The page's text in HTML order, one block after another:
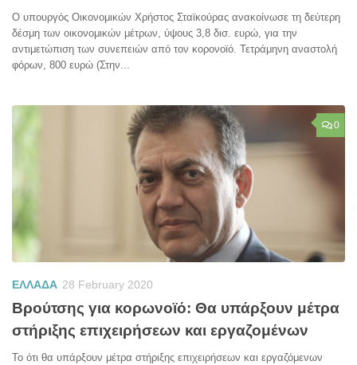
Ο υπουργός Οικονομικών Χρήστος Σταϊκούρας ανακοίνωσε τη δεύτερη
δέσμη των οικονομικών μέτρων, ύψους 3,8 δισ. ευρώ, για την
αντιμετώπιση των συνεπειών από τον κορονοϊό. Τετράμηνη αναστολή
φόρων, 800 ευρώ (Στην...
0
ΕΛΛΑΔΑ 28 February 2020
Βρούτσης για κορωνοϊό: Θα υπάρξουν μέτρα
στήριξης επιχειρήσεων και εργαζομένων
Το ότι θα υπάρξουν μέτρα στήριξης επιχειρήσεων και εργαζόμενων